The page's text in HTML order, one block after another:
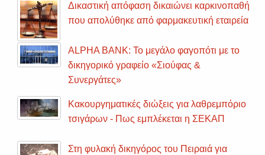
Δικαστική απόφαση δικαιώνει καρκινοπαθή
που απολύθηκε από φαρμακευτική εταιρεία
ALPHA BANK: Το μεγάλο φαγοπότι με το
δικηγορικό γραφείο «Σιούφας &
Συνεργάτες»
Κακουργηματικές διώξεις για λαθρεμπόριο
τσιγάρων - Πως εμπλέκεται η ΣΕΚΑΠ
Στη φυλακή δικηγόρος του Πειραιά για